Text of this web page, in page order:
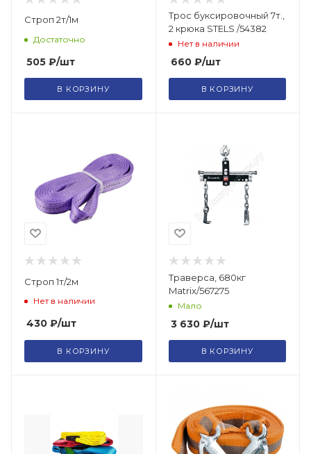
Строп 2т/1м
Достаточно
505 ₽/шт
В КОРЗИНУ
Трос буксировочный 7т.,
2 крюка STELS /54382
Нет в наличии
660₽/шт
В КОРЗИНУ
Строп 1т/2м
Нет в наличии
430 ₽/шт
В КОРЗИНУ
Траверса, 680кг
Matrix/567275
Мало
3 630₽/шт
В КОРЗИНУ